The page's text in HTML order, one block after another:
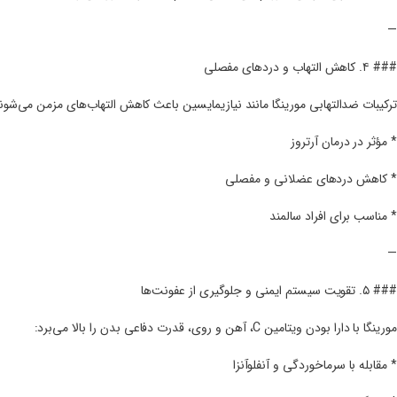
—
### ۴. کاهش التهاب و دردهای مفصلی
ترکیبات ضدالتهابی مورینگا مانند نیازیمایسین باعث کاهش التهاب‌های مزمن
* مؤثر در درمان آرتروز
* کاهش دردهای عضلانی و مفصلی
* مناسب برای افراد سالمند
—
### ۵. تقویت سیستم ایمنی و جلوگیری از عفونت‌ها
مورینگا با دارا بودن ویتامین C، آهن و روی، قدرت دفاعی بدن را بالا می‌برد:
* مقابله با سرماخوردگی و آنفلوآنزا